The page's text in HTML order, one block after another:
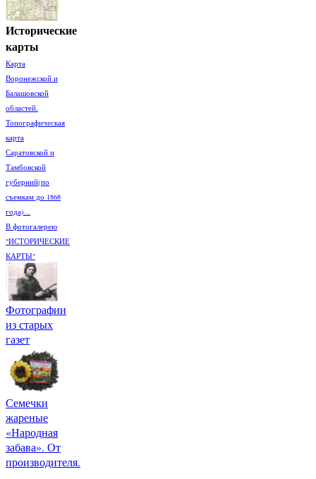
Исторические
карты
Карта
Воронежской и
Балашовской
областей.
Топографическая
карта
Саратовской и
Тамбовской
губерний(по
съемкам до 1868
года)...
В фотогалерею
"ИСТОРИЧЕСКИЕ
КАРТЫ"
Фотографии
из старых
газет
Семечки
жареные
«Народная
забава». От
производителя.